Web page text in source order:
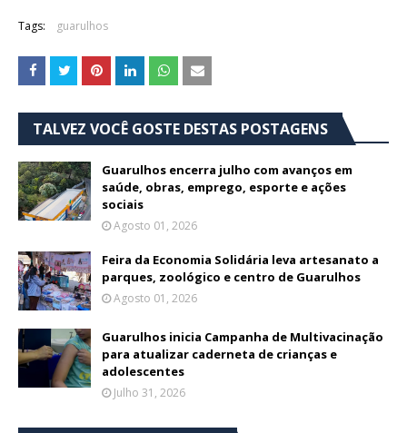
Tags: guarulhos
TALVEZ VOCÊ GOSTE DESTAS POSTAGENS
Guarulhos encerra julho com avanços em
saúde, obras, emprego, esporte e ações
sociais
Agosto 01, 2026
Feira da Economia Solidária leva artesanato a
parques, zoológico e centro de Guarulhos
Agosto 01, 2026
Guarulhos inicia Campanha de Multivacinação
para atualizar caderneta de crianças e
adolescentes
Julho 31, 2026